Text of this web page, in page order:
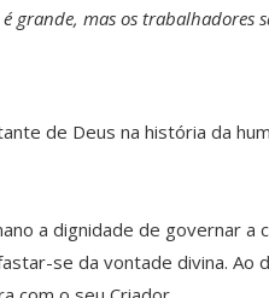
é grande, mas os trabalhadores
de Deus na história da
a dignidade de governar a
se da vontade divina.